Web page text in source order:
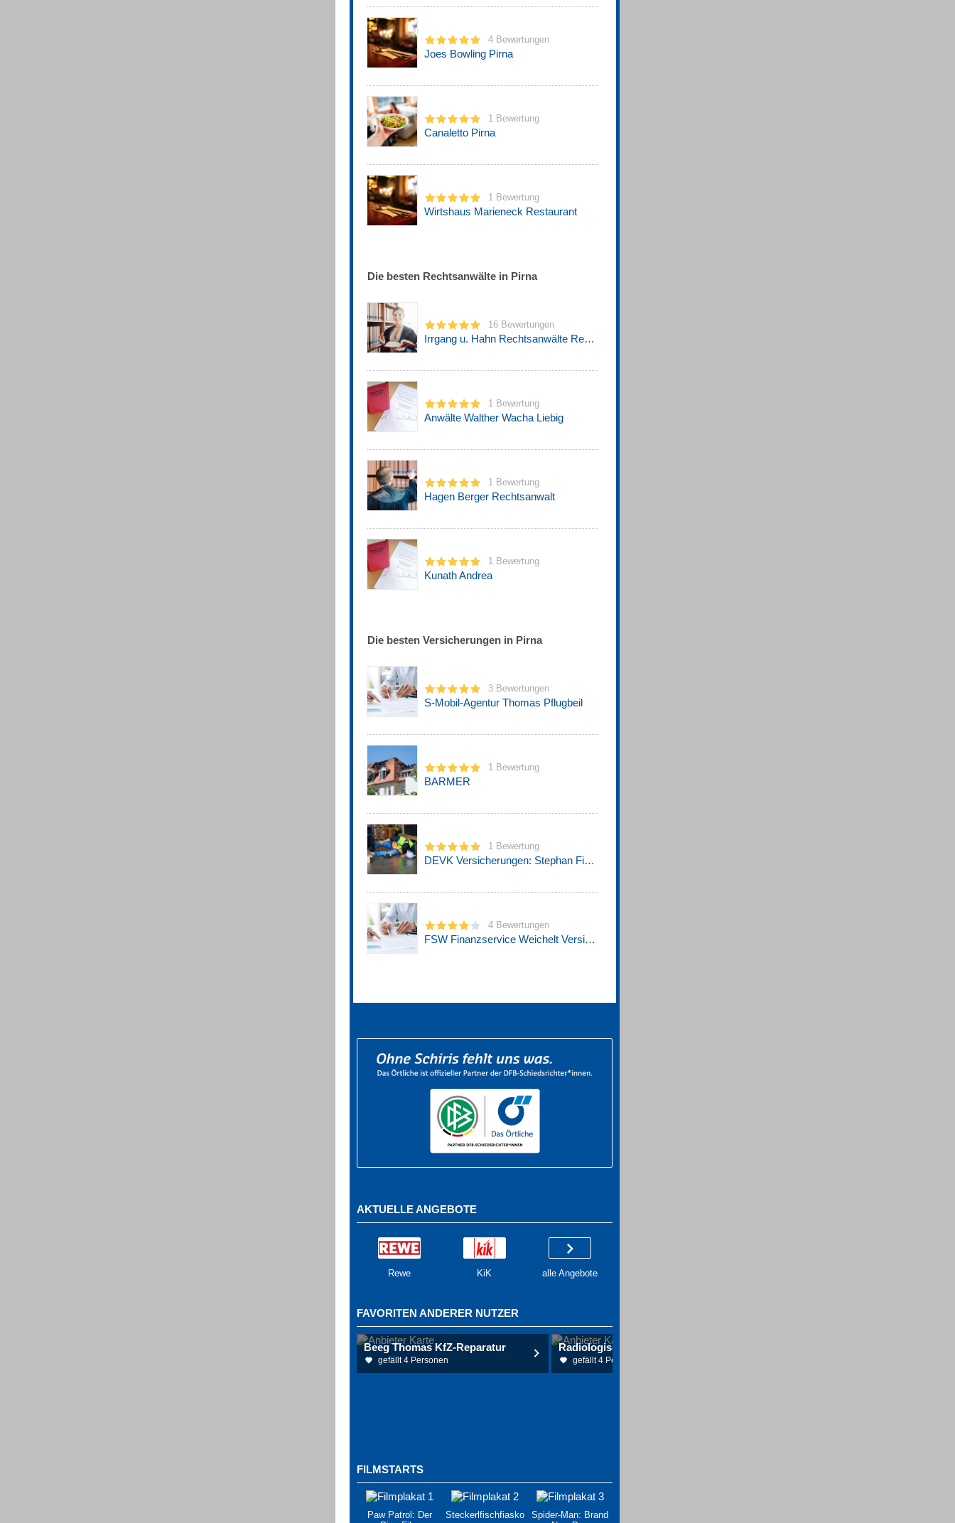
4 Bewertungen
Joes Bowling Pirna
1 Bewertung
Canaletto Pirna
1 Bewertung
Wirtshaus Marieneck Restaurant
Die besten Rechtsanwälte in Pirna
16 Bewertungen
Irrgang u. Hahn Rechtsanwälte Rechtsanwalt
1 Bewertung
Anwälte Walther Wacha Liebig
1 Bewertung
Hagen Berger Rechtsanwalt
1 Bewertung
Kunath Andrea
Die besten Versicherungen in Pirna
3 Bewertungen
S-Mobil-Agentur Thomas Pflugbeil
1 Bewertung
BARMER
1 Bewertung
DEVK Versicherungen: Stephan Findeisen
4 Bewertungen
FSW Finanzservice Weichelt Versicherungen
AKTUELLE ANGEBOTE
Rewe KiK alle Angebote
FAVORITEN ANDERER NUTZER
Beeg Thomas KfZ-Reparatur
gefällt 4 Personen gefällt 4 Personen
FILMSTARTS
Paw Patrol: Der
Steckerlfischfiasko
Spider-Man: Brand